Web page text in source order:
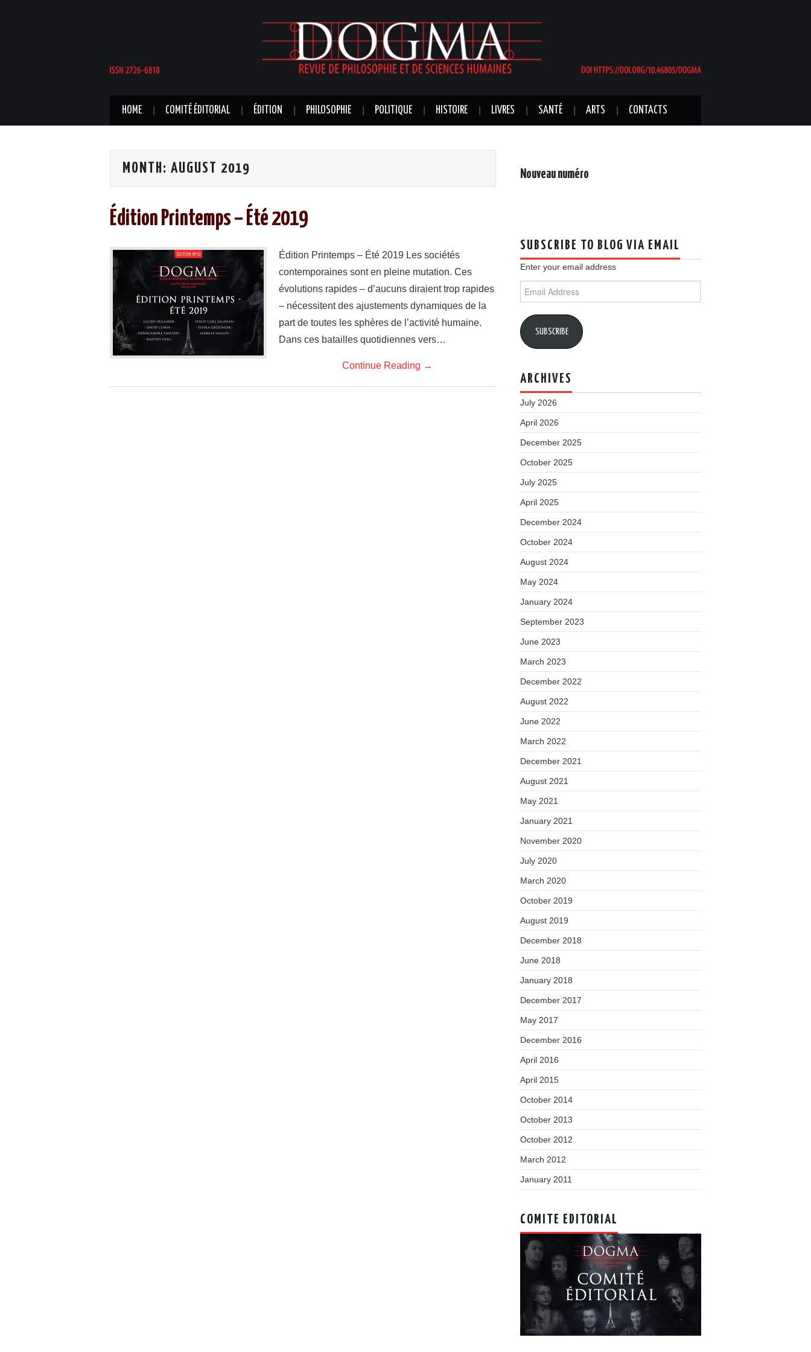
HOME COMITÉ ÉDITORIAL ÉDITION PHILOSOPHIE POLITIQUE HISTOIRE LIVRES SANTÉ ARTS CONTACTS
MONTH: AUGUST 2019
Édition Printemps – Été 2019
Édition Printemps – Été 2019 Les sociétés
contemporaines sont en pleine mutation. Ces
évolutions rapides – d’aucuns diraient trop rapides
– nécessitent des ajustements dynamiques de la
part de toutes les sphères de l’activité humaine.
Dans ces batailles quotidiennes vers…
Continue Reading →
Nouveau numéro
SUBSCRIBE TO BLOG VIA EMAIL
Enter your email address
Address
SUBSCRIBE
ARCHIVES
July 2026
April 2026
December 2025
October 2025
July 2025
April 2025
December 2024
October 2024
August 2024
May 2024
January 2024
September 2023
June 2023
March 2023
December 2022
August 2022
June 2022
March 2022
December 2021
August 2021
May 2021
January 2021
November 2020
July 2020
March 2020
October 2019
August 2019
December 2018
June 2018
January 2018
December 2017
May 2017
December 2016
April 2016
April 2015
October 2014
October 2013
October 2012
March 2012
January 2011
COMITE EDITORIAL